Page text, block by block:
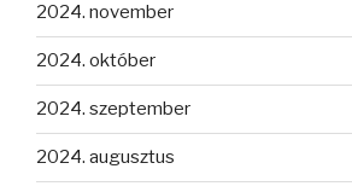
2024. november
2024. október
2024. szeptember
2024. augusztus